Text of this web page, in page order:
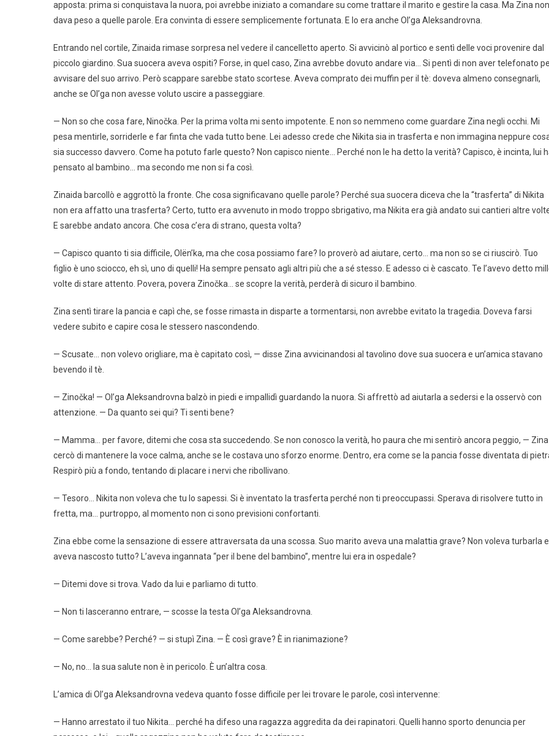
apposta: prima si conquistava la nuora, poi avrebbe iniziato a comandare su come trattare il marito e gestire la casa. Ma Zina non
dava peso a quelle parole. Era convinta di essere semplicemente fortunata. E lo era anche Ol’ga Aleksandrovna.
Entrando nel cortile, Zinaida rimase sorpresa nel vedere il cancelletto aperto. Si avvicinò al portico e sentì delle voci provenire dal
piccolo giardino. Sua suocera aveva ospiti? Forse, in quel caso, Zina avrebbe dovuto andare via… Si pentì di non aver telefonato
avvisare del suo arrivo. Però scappare sarebbe stato scortese. Aveva comprato dei muffin per il tè: doveva almeno consegnarli,
anche se Ol’ga non avesse voluto uscire a passeggiare.
— Non so che cosa fare, Ninočka. Per la prima volta mi sento impotente. E non so nemmeno come guardare Zina negli occhi. Mi
pesa mentirle, sorriderle e far finta che vada tutto bene. Lei adesso crede che Nikita sia in trasferta e non immagina neppure
sia successo davvero. Come ha potuto farle questo? Non capisco niente… Perché non le ha detto la verità? Capisco, è incinta, lui
pensato al bambino… ma secondo me non si fa così.
Zinaida barcollò e aggrottò la fronte. Che cosa significavano quelle parole? Perché sua suocera diceva che la “trasferta” di Nikita
non era affatto una trasferta? Certo, tutto era avvenuto in modo troppo sbrigativo, ma Nikita era già andato sui cantieri altre
E sarebbe andato ancora. Che cosa c’era di strano, questa volta?
— Capisco quanto ti sia difficile, Olën’ka, ma che cosa possiamo fare? Io proverò ad aiutare, certo… ma non so se ci riuscirò. Tuo
figlio è uno sciocco, eh sì, uno di quelli! Ha sempre pensato agli altri più che a sé stesso. E adesso ci è cascato. Te l’avevo detto
volte di stare attento. Povera, povera Zinočka… se scopre la verità, perderà di sicuro il bambino.
Zina sentì tirare la pancia e capì che, se fosse rimasta in disparte a tormentarsi, non avrebbe evitato la tragedia. Doveva farsi
vedere subito e capire cosa le stessero nascondendo.
— Scusate… non volevo origliare, ma è capitato così, — disse Zina avvicinandosi al tavolino dove sua suocera e un’amica stavano
bevendo il tè.
— Zinočka! — Ol’ga Aleksandrovna balzò in piedi e impallidì guardando la nuora. Si affrettò ad aiutarla a sedersi e la osservò con
attenzione. — Da quanto sei qui? Ti senti bene?
— Mamma… per favore, ditemi che cosa sta succedendo. Se non conosco la verità, ho paura che mi sentirò ancora peggio, — Zina
cercò di mantenere la voce calma, anche se le costava uno sforzo enorme. Dentro, era come se la pancia fosse diventata di
Respirò più a fondo, tentando di placare i nervi che ribollivano.
— Tesoro… Nikita non voleva che tu lo sapessi. Si è inventato la trasferta perché non ti preoccupassi. Sperava di risolvere tutto in
fretta, ma… purtroppo, al momento non ci sono previsioni confortanti.
Zina ebbe come la sensazione di essere attraversata da una scossa. Suo marito aveva una malattia grave? Non voleva turbarla e
aveva nascosto tutto? L’aveva ingannata “per il bene del bambino”, mentre lui era in ospedale?
— Ditemi dove si trova. Vado da lui e parliamo di tutto.
— Non ti lasceranno entrare, — scosse la testa Ol’ga Aleksandrovna.
— Come sarebbe? Perché? — si stupì Zina. — È così grave? È in rianimazione?
— No, no… la sua salute non è in pericolo. È un’altra cosa.
L’amica di Ol’ga Aleksandrovna vedeva quanto fosse difficile per lei trovare le parole, così intervenne:
— Hanno arrestato il tuo Nikita… perché ha difeso una ragazza aggredita da dei rapinatori. Quelli hanno sporto denuncia per